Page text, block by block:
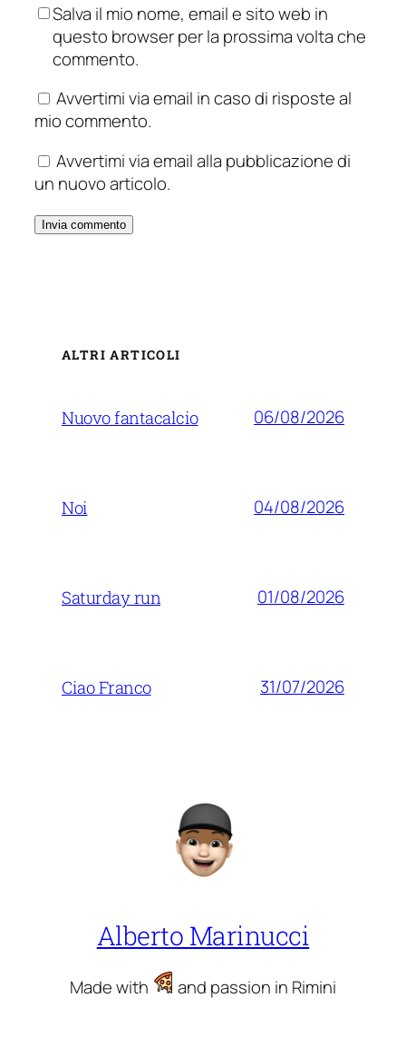
Salva il mio nome, email e sito web in
questo browser per la prossima volta che
commento.
Avvertimi via email in caso di risposte al
mio commento.
Avvertimi via email alla pubblicazione di
un nuovo articolo.
ALTRI ARTICOLI
Nuovo fantacalcio 06/08/2026
Noi 04/08/2026
Saturday run 01/08/2026
Ciao Franco 31/07/2026
Alberto Marinucci
Made with and passion in Rimini